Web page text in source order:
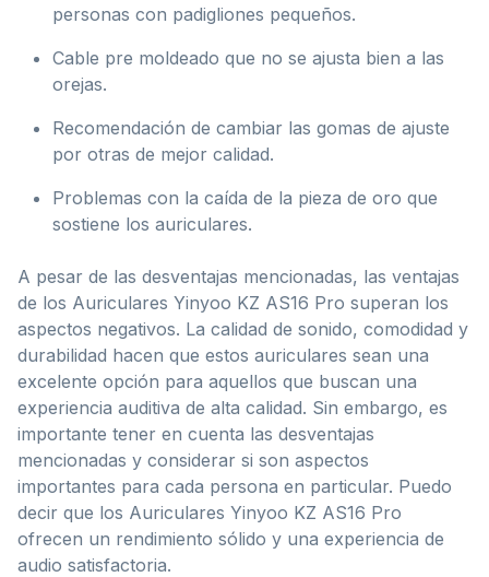
personas con padigliones pequeños.
Cable pre moldeado que no se ajusta bien a las
orejas.
Recomendación de cambiar las gomas de ajuste
por otras de mejor calidad.
Problemas con la caída de la pieza de oro que
sostiene los auriculares.
A pesar de las desventajas mencionadas, las ventajas
de los Auriculares Yinyoo KZ AS16 Pro superan los
aspectos negativos. La calidad de sonido, comodidad y
durabilidad hacen que estos auriculares sean una
excelente opción para aquellos que buscan una
experiencia auditiva de alta calidad. Sin embargo, es
importante tener en cuenta las desventajas
mencionadas y considerar si son aspectos
importantes para cada persona en particular. Puedo
decir que los Auriculares Yinyoo KZ AS16 Pro
ofrecen un rendimiento sólido y una experiencia de
audio satisfactoria.